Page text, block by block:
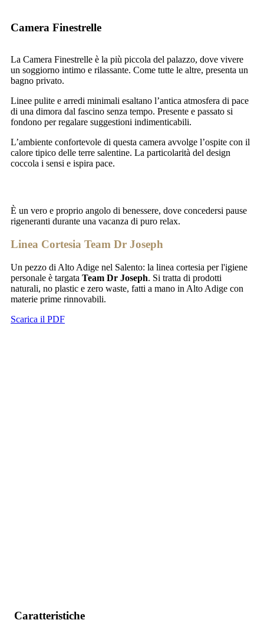
Camera Finestrelle
La Camera Finestrelle è la più piccola del palazzo, dove vivere
un soggiorno intimo e rilassante. Come tutte le altre, presenta un
bagno privato.
Linee pulite e arredi minimali esaltano l’antica atmosfera di pace
di una dimora dal fascino senza tempo. Presente e passato si
fondono per regalare suggestioni indimenticabili.
L’ambiente confortevole di questa camera avvolge l’ospite con il
calore tipico delle terre salentine. La particolarità del design
coccola i sensi e ispira pace.
È un vero e proprio angolo di benessere, dove concedersi pause
rigeneranti durante una vacanza di puro relax.
Linea Cortesia Team Dr Joseph
Un pezzo di Alto Adige nel Salento: la linea cortesia per l'igiene
personale è targata Team Dr Joseph. Si tratta di prodotti
naturali, no plastic e zero waste, fatti a mano in Alto Adige con
materie prime rinnovabili.
Scarica il PDF
Caratteristiche